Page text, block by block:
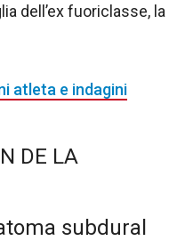
dell’ex fuoriclasse, la
atleta e indagini
DE LA
subdural